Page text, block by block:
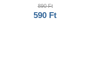
890 Ft
590 Ft